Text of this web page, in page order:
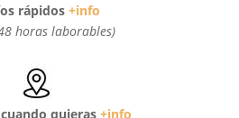
rápidos +info
horas laborables)
cuando quieras+info